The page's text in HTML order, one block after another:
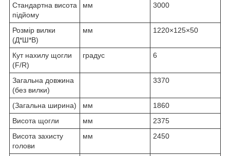
Стандартна висота
підйому
мм 3000
Розмір вилки
(Д*Ш*В)
мм 1220×125×50
Кут нахилу щогли
(F/R)
градус 6
Загальна довжина
(без вилки)
3370
(Загальна ширина) мм
1860
Висота щогли
мм
2375
Висота захисту
голови
мм 2450